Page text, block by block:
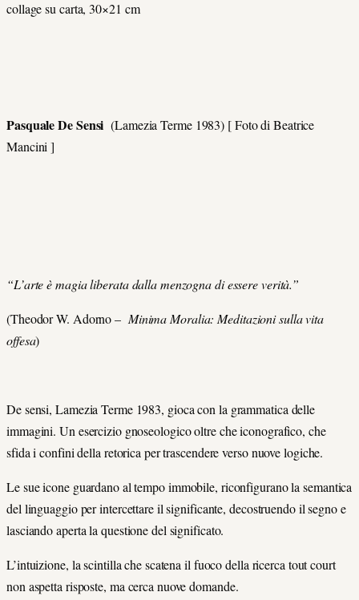
collage su carta, 30×21 cm
Pasquale De Sensi (Lamezia Terme 1983) [ Foto diBeatrice
Mancini ]
“L’arte è magia liberata dalla menzogna di essere verità.”
(Theodor W. Adorno –Minima Moralia: Meditazioni sulla vita
offesa)
De sensi, Lamezia Terme 1983, gioca con la grammatica delle
immagini. Un esercizio gnoseologico oltre che iconografico, che
sfida i confini della retorica per trascendere verso nuove logiche.
Le sue icone guardano al tempo immobile, riconfigurano la semantica
del linguaggio per intercettare il significante, decostruendo il segno e
lasciando aperta la questione del significato.
L’intuizione, la scintilla che scatena il fuoco della ricerca tout court
non aspetta risposte, ma cerca nuove domande.